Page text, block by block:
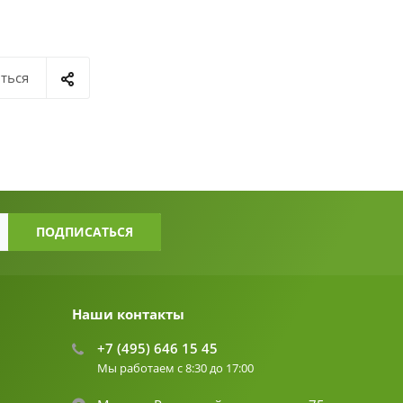
Наши контакты
+7 (495) 646 15 45
Мы работаем с 8:30 до 17:00